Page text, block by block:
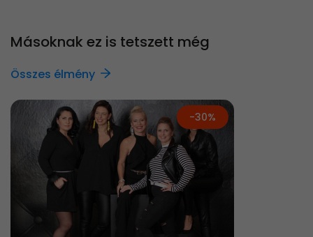
Másoknak ez is tetszett még
Összes élmény
-30%